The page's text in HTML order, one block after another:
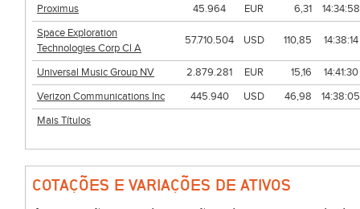
Proximus
45.964 EUR 6,31
14:34:58
Space Exploration
Technologies Corp Cl A
57.710.504 USD 110,85 14:38:14
Universal Music Group NV 2.879.281 EUR 15,16
14:41:30
Verizon Communications Inc
445.940 USD 46,98
14:38:05
Mais Títulos
COTAÇÕES E VARIAÇÕES DE ATIVOS